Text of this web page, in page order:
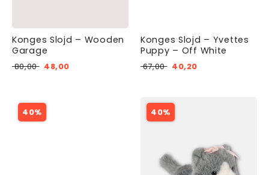
Konges Slojd – Wooden
Garage
80,00 48,00
Konges Slojd – Yvettes
Puppy – Off White
67,00 40,20
40% 40%